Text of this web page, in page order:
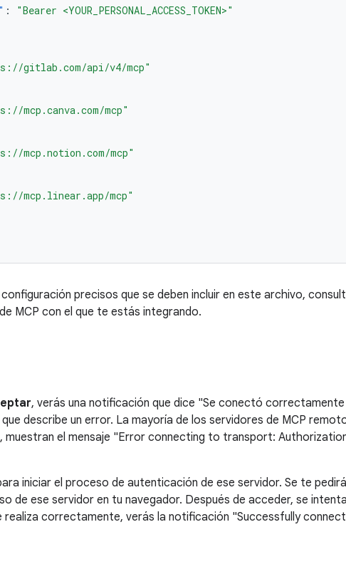
:
"Bearer <YOUR_PERSONAL_ACCESS_TOKEN>"
gitlab.com/api/v4/mcp"
mcp.canva.com/mcp"
mcp.notion.com/mcp"
mcp.linear.app/mcp"
precisos que se deben incluir en este archivo,
MCP con el que te estás integrando.
, verás una notificación que dice "Se conectó
describe un error. La mayoría de los servidores de MCP
el mensaje "Error connecting to transport:
iniciar el proceso de autenticación de ese servidor. Se te
de ese servidor en tu navegador. Después de acceder, se
realiza correctamente, verás la notificación "Successfully